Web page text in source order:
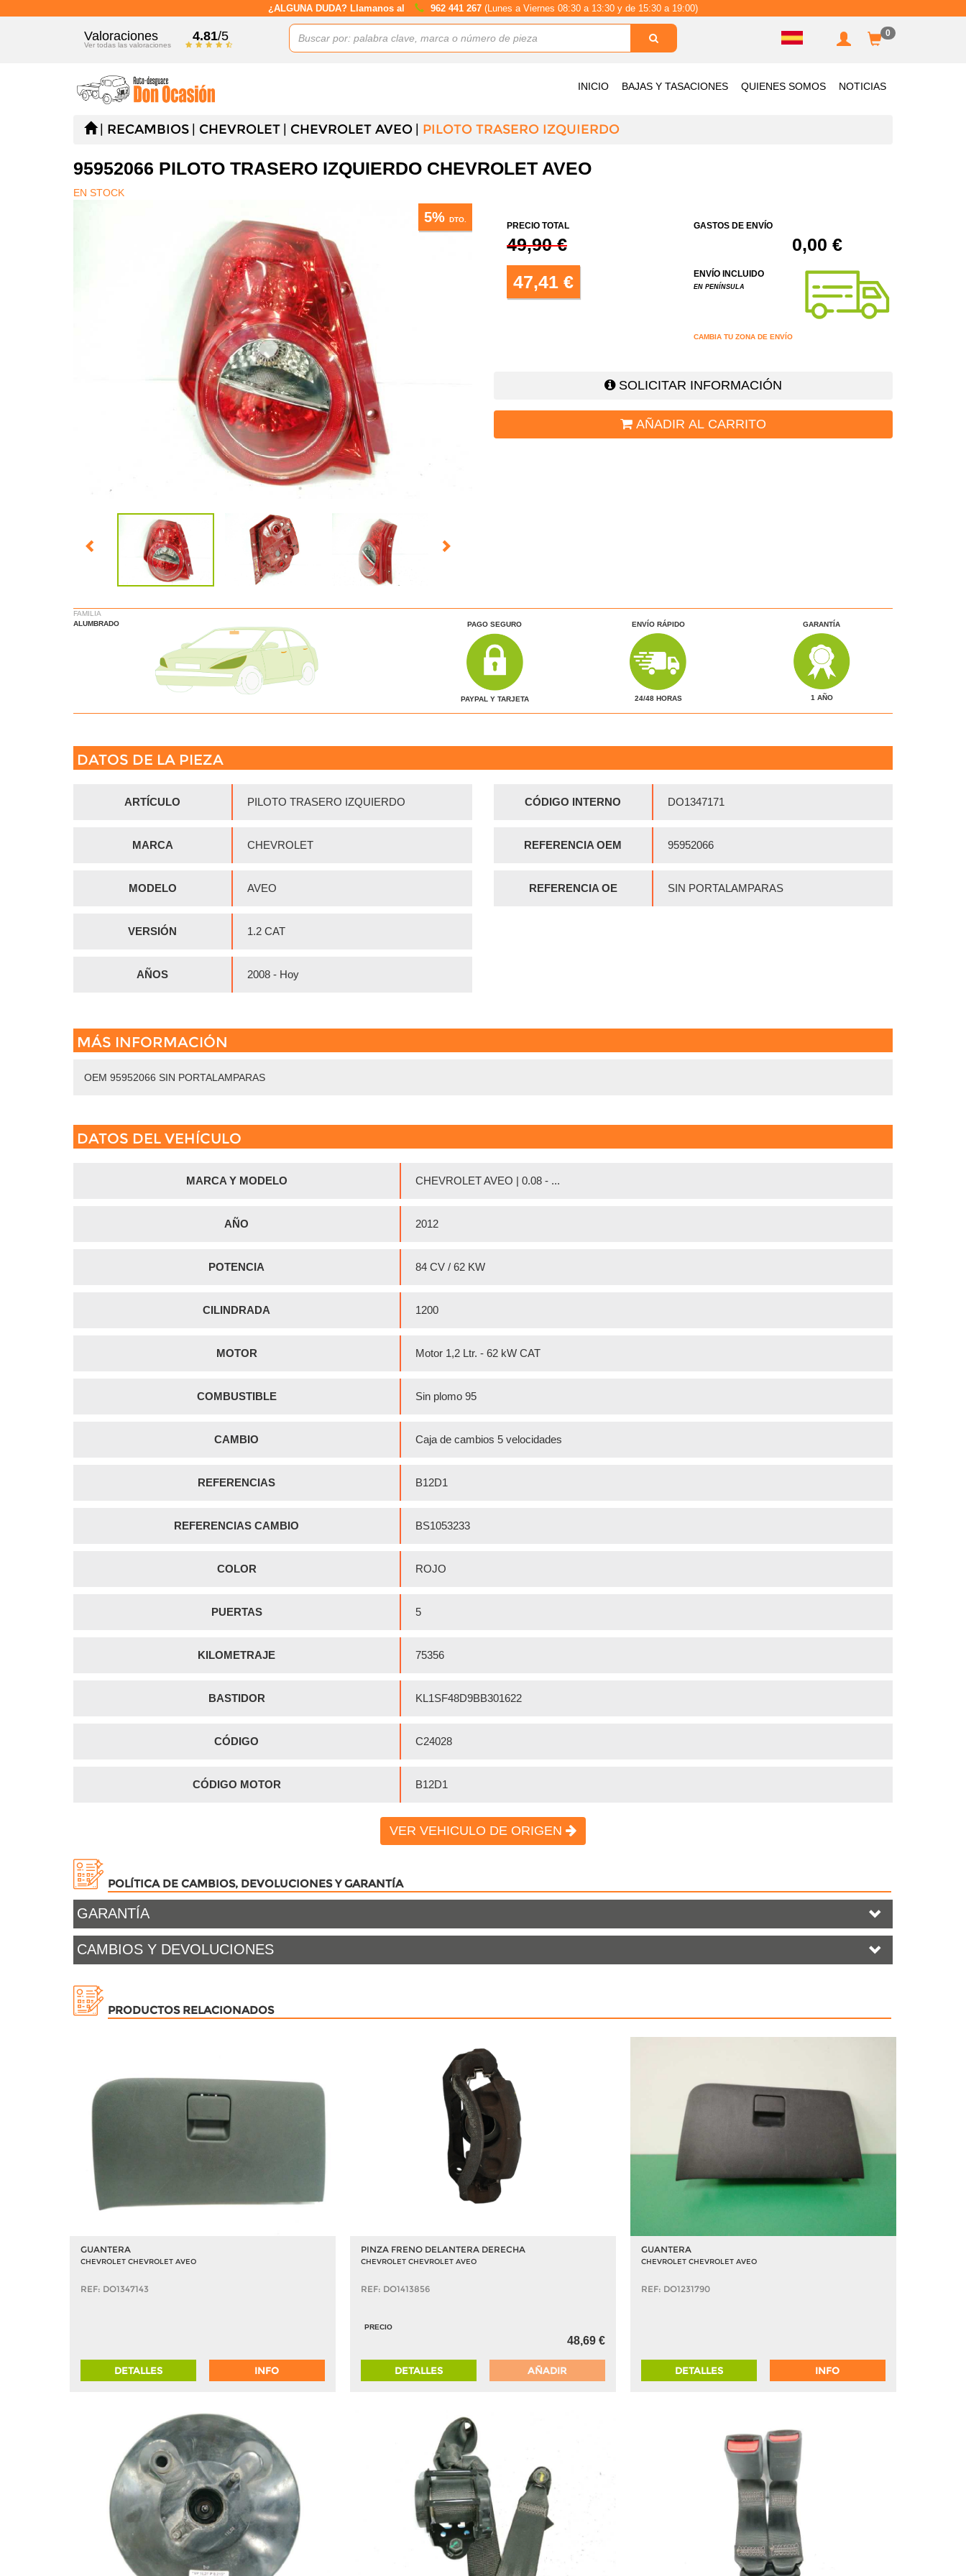
¿ALGUNA DUDA? Llamanos al 962 441 267 (Lunes a Viernes 08:30 a 13:30 y de 15:30 a 19:00)
Valoraciones
Ver todas las valoraciones
4.81/5 0
INICIO BAJAS Y TASACIONES QUIENES SOMOS NOTICIAS
RECAMBIOS CHEVROLET CHEVROLET AVEO PILOTO TRASERO IZQUIERDO
95952066 PILOTO TRASERO IZQUIERDO CHEVROLET AVEO
EN STOCK
5% DTO.
PRECIO TOTAL
49,90 €
47,41 €
GASTOS DE ENVÍO
0,00 €
ENVÍO INCLUIDO
EN PENÍNSULA
CAMBIA TU ZONA DE ENVÍO
SOLICITAR INFORMACIÓN
AÑADIR AL CARRITO
FAMILIA
ALUMBRADO
PAGO SEGURO
PAYPAL Y TARJETA
ENVÍO RÁPIDO
24/48 HORAS
GARANTÍA
1 AÑO
DATOS DE LA PIEZA
ARTÍCULO PILOTO TRASERO IZQUIERDO
MARCA CHEVROLET
MODELO AVEO
VERSIÓN 1.2 CAT
AÑOS 2008 - Hoy
CÓDIGO INTERNO DO1347171
REFERENCIA OEM 95952066
REFERENCIA OE SIN PORTALAMPARAS
MÁS INFORMACIÓN
OEM 95952066 SIN PORTALAMPARAS
DATOS DEL VEHÍCULO
MARCA Y MODELO CHEVROLET AVEO | 0.08 - ...
AÑO 2012
POTENCIA 84 CV / 62 KW
CILINDRADA 1200
MOTOR Motor 1,2 Ltr. - 62 kW CAT
COMBUSTIBLE Sin plomo 95
CAMBIO Caja de cambios 5 velocidades
REFERENCIAS B12D1
REFERENCIAS CAMBIO BS1053233
COLOR ROJO
PUERTAS 5
KILOMETRAJE 75356
BASTIDOR KL1SF48D9BB301622
CÓDIGO C24028
CÓDIGO MOTOR B12D1
VER VEHICULO DE ORIGEN
POLÍTICA DE CAMBIOS, DEVOLUCIONES Y GARANTÍA
GARANTÍA
CAMBIOS Y DEVOLUCIONES
PRODUCTOS RELACIONADOS
GUANTERA
CHEVROLET CHEVROLET AVEO
REF: DO1347143
DETALLES INFO
PINZA FRENO DELANTERA DERECHA
CHEVROLET CHEVROLET AVEO
REF: DO1413856
PRECIO
48,69 €
DETALLES AÑADIR
GUANTERA
CHEVROLET CHEVROLET AVEO
REF: DO1231790
DETALLES INFO